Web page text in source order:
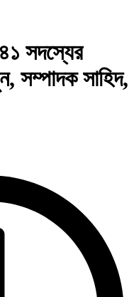
৪১ সদস্যের
সম্পাদক সাহিদ,